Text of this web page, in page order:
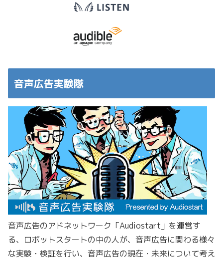
音声広告実験隊
音声広告のアドネットワーク「Audiostart」を運営す
る、ロボットスタートの中の人が、音声広告に関わる様々
な実験・検証を行い、音声広告の現在・未来について考え